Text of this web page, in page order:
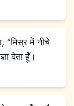
देता हूँ।